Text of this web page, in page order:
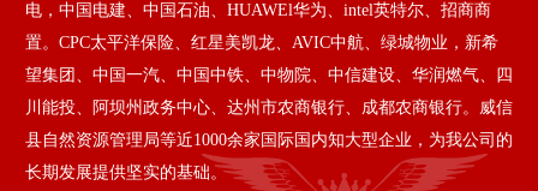
电，中国电建、中国石油、HUAWEl华为、intel英特尔、招商商
置。CPC太平洋保险、红星美凯龙、AVIC中航、绿城物业，新希
望集团、中国一汽、中国中铁、中物院、中信建设、华润燃气、四
川能投、阿坝州政务中心、达州市农商银行、成都农商银行。威信
县自然资源管理局等近1000余家国际国内知大型企业，为我公司的
长期发展提供坚实的基础。